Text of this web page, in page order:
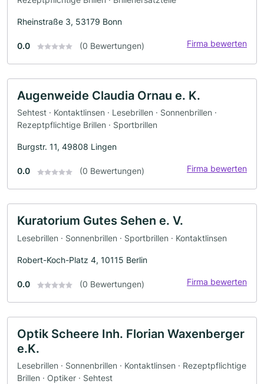
Rheinstraße 3, 53179 Bonn
0.0 (0 Bewertungen) Firma bewerten
Augenweide Claudia Ornau e. K.
Sehtest · Kontaktlinsen · Lesebrillen · Sonnenbrillen ·
Rezeptpflichtige Brillen · Sportbrillen
Burgstr. 11, 49808 Lingen
0.0 (0 Bewertungen) Firma bewerten
Kuratorium Gutes Sehen e. V.
Lesebrillen · Sonnenbrillen · Sportbrillen · Kontaktlinsen
Robert-Koch-Platz 4, 10115 Berlin
0.0 (0 Bewertungen) Firma bewerten
Optik Scheere Inh. Florian Waxenberger
e.K.
Lesebrillen · Sonnenbrillen · Kontaktlinsen · Rezeptpflichtige
Brillen · Optiker · Sehtest